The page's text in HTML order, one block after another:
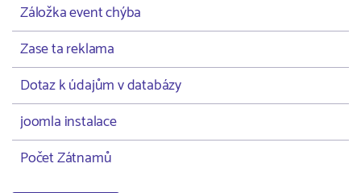
Záložka event chýba
Zase ta reklama
Dotaz k údajům v databázy
joomla instalace
Počet Zátnamů